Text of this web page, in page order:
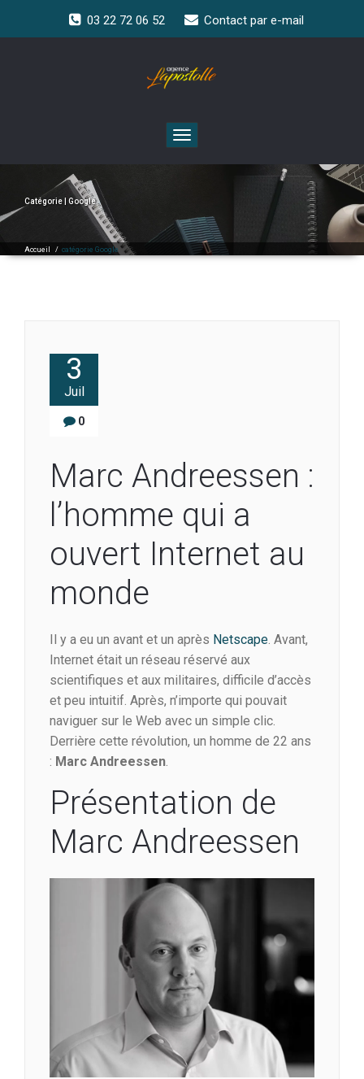
03 22 72 06 52 Contact par e-mail
Toggle
navigation
Catégorie | Google
Accueil / catégorie Google
3
Juil
0
Marc Andreessen :
l’homme qui a
ouvert Internet au
monde
Il y a eu un avant et un après Netscape. Avant,
Internet était un réseau réservé aux
scientifiques et aux militaires, difficile d’accès
et peu intuitif. Après, n’importe qui pouvait
naviguer sur le Web avec un simple clic.
Derrière cette révolution, un homme de 22 ans
: Marc Andreessen.
Présentation de
Marc Andreessen